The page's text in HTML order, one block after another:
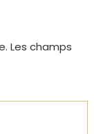
Les champs